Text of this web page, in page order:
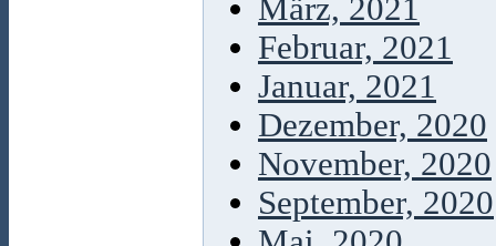
März, 2021
Februar, 2021
Januar, 2021
Dezember, 2020
November, 2020
September, 2020